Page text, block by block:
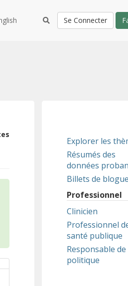
Se Connecter
Explorer les
Résumés des
données
Billets de blogue
Professionnel
Clinicien
Professionnel
santé publique
Responsable de
politique